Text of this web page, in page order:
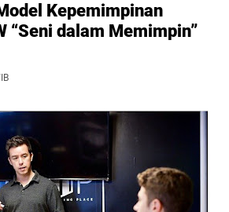
Kepemimpinan
“Seni dalam Memimpin”